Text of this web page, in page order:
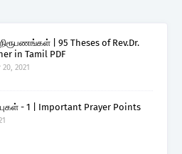
| 95 Theses of Rev.Dr.
in Tamil PDF
2021
- 1 | Important Prayer Points